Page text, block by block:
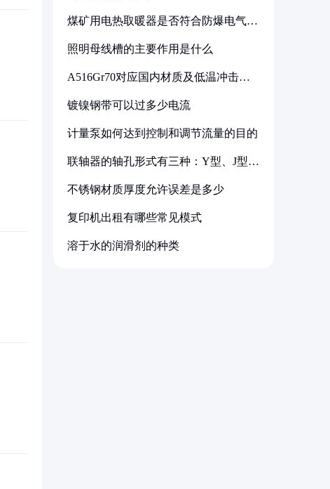
煤矿用电热取暖器是否符合防爆电气设
照明母线槽的主要作用是什么
A516Gr70对应国内材质及低温冲击要
镀镍钢带可以过多少电流
计量泵如何达到控制和调节流量的目的
联轴器的轴孔形式有三种：Y型、J型、
不锈钢材质厚度允许误差是多少
复印机出租有哪些常见模式
溶于水的润滑剂的种类